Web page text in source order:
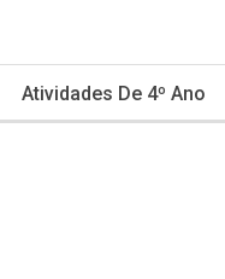
Atividades De 4º Ano